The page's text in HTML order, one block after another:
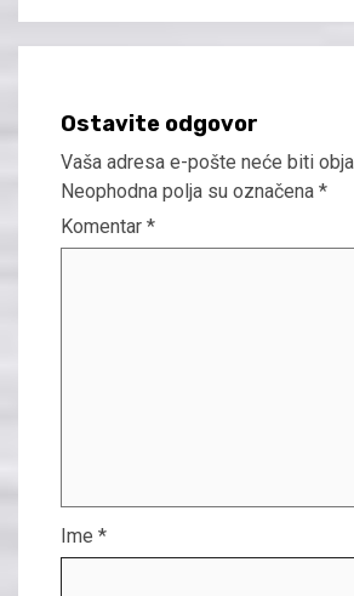
Ostavite odgovor
Vaša adresa e-pošte neće biti
Neophodna polja su označena *
Komentar *
Ime *